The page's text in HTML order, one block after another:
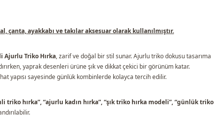
çanta, ayakkabı ve takılar aksesuar olarak kullanılmıştır.
Ajurlu Triko Hırka, zarif ve doğal bir stil sunar. Ajurlu triko dokusu tasarıma
yaprak desenleri ürüne şık ve dikkat çekici bir görünüm katar.
yapısı sayesinde günlük kombinlerde kolayca tercih edilir.
triko hırka”, “ajurlu kadın hırka”, “şık triko hırka modeli”, “günlük triko